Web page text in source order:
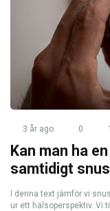
3 år ago 0
Kan man ha
samtidigt
I denna text jämför vi
ur ett hälsoperspektiv. Vi